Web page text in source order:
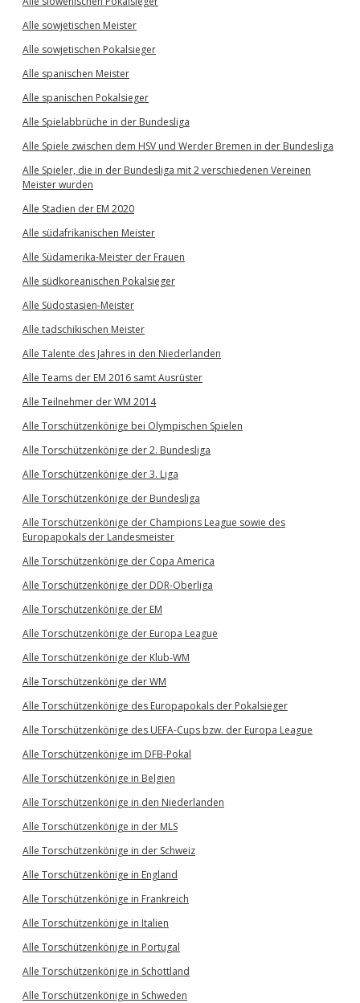
Alle sowjetischen Meister
Alle sowjetischen Pokalsieger
Alle spanischen Meister
Alle spanischen Pokalsieger
Alle Spielabbrüche in der Bundesliga
Alle Spiele zwischen dem HSV und Werder Bremen in der Bundesliga
Alle Spieler, die in der Bundesliga mit 2 verschiedenen Vereinen
Meister wurden
Alle Stadien der EM 2020
Alle südafrikanischen Meister
Alle Südamerika-Meister der Frauen
Alle südkoreanischen Pokalsieger
Alle Südostasien-Meister
Alle tadschikischen Meister
Alle Talente des Jahres in den Niederlanden
Alle Teams der EM 2016 samt Ausrüster
Alle Teilnehmer der WM 2014
Alle Torschützenkönige bei Olympischen Spielen
Alle Torschützenkönige der 2. Bundesliga
Alle Torschützenkönige der 3. Liga
Alle Torschützenkönige der Bundesliga
Alle Torschützenkönige der Champions League sowie des
Europapokals der Landesmeister
Alle Torschützenkönige der Copa America
Alle Torschützenkönige der DDR-Oberliga
Alle Torschützenkönige der EM
Alle Torschützenkönige der Europa League
Alle Torschützenkönige der Klub-WM
Alle Torschützenkönige der WM
Alle Torschützenkönige des Europapokals der Pokalsieger
Alle Torschützenkönige des UEFA-Cups bzw. der Europa League
Alle Torschützenkönige im DFB-Pokal
Alle Torschützenkönige in Belgien
Alle Torschützenkönige in den Niederlanden
Alle Torschützenkönige in der MLS
Alle Torschützenkönige in der Schweiz
Alle Torschützenkönige in England
Alle Torschützenkönige in Frankreich
Alle Torschützenkönige in Italien
Alle Torschützenkönige in Portugal
Alle Torschützenkönige in Schottland
Alle Torschützenkönige in Schweden